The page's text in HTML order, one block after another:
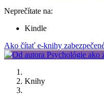
Neprečítate na:
Kindle
Ako čítať e-knihy
Knihy